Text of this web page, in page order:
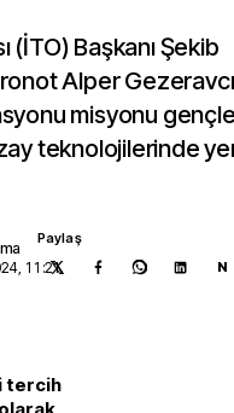
(İTO) Başkanı Şekib
Alper
misyonu
teknolojilerinde
11:21
Paylaş
N
tercih